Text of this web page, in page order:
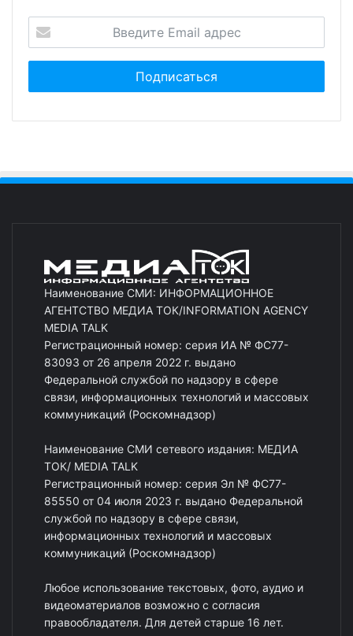
Наименование СМИ: ИНФОРМАЦИОННОЕ
АГЕНТСТВО МЕДИА ТОК/INFORMATION AGENCY
MEDIA TALK
Регистрационный номер: серия ИА № ФС77-
83093 от 26 апреля 2022 г. выдано
Федеральной службой по надзору в сфере
связи, информационных технологий и массовых
коммуникаций (Роскомнадзор)
Наименование СМИ сетевого издания: МЕДИА
ТОК/ MEDIA TALK
Регистрационный номер: серия Эл № ФС77-
85550 от 04 июля 2023 г. выдано Федеральной
службой по надзору в сфере связи,
информационных технологий и массовых
коммуникаций (Роскомнадзор)
Любое использование текстовых, фото, аудио и
видеоматериалов возможно с согласия
правообладателя. Для детей старше 16 лет.